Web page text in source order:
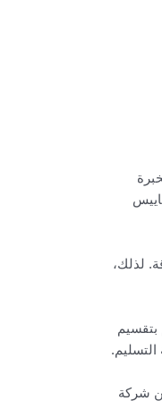
لذلك،
بتقسيم
شركة